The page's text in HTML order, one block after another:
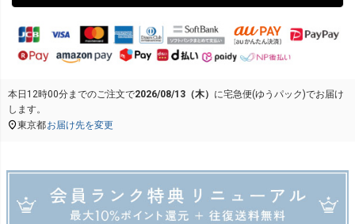
本日 12時00分までのご注文で2026/08/13（木） に宅急便(ゆうパック)でお届け
します。
東京都お届け先を変更